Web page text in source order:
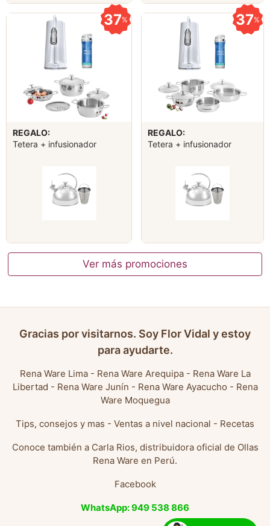
37%
REGALO:
Tetera + infusionador
37%
REGALO:
Tetera + infusionador
Ver más promociones
Gracias por visitarnos. Soy Flor Vidal y estoy
para ayudarte.
Rena Ware Lima- Rena Ware Arequipa- Rena Ware La
Libertad - Rena Ware Junín - Rena Ware Ayacucho - Rena
Ware Moquegua
Tips, consejos y mas - Ventas a nivel nacional - Recetas
Conoce también a Carla Rios, distribuidora oficial de Ollas
Rena Ware en Perú.
Facebook
WhatsApp: 949 538 866